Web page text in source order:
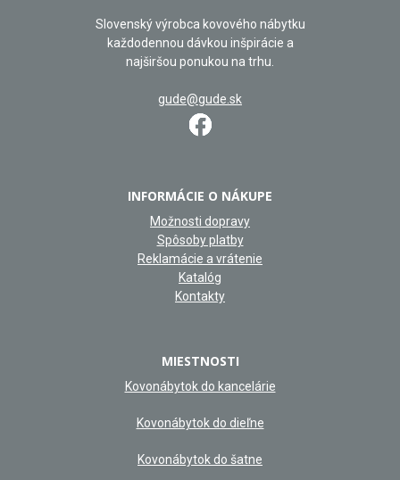
Slovenský výrobca kovového nábytku
každodennou dávkou inšpirácie a
najširšou ponukou na trhu.
gude@gude.sk
INFORMÁCIE O NÁKUPE
Možnosti dopravy
Spôsoby platby
Reklamácie a vrátenie
Katalóg
Kontakty
MIESTNOSTI
Kovonábytok do kancelárie
Kovonábytok do dieľne
Kovonábytok do šatne